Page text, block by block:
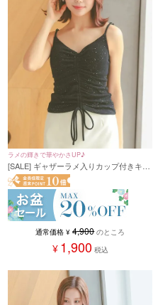
ラメの輝きで華やかさUP♪
[SALE] ギャザーラメ入りカップ付きキャ
ミソール (S〜2Lサイズ)
通常価格 ¥ 4,900 のところ
¥ 1,900 税込